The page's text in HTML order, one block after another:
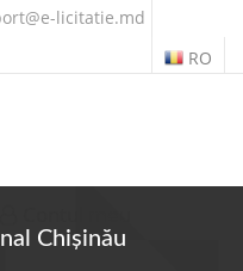
@e-licitatie.md
RO
Chişinău